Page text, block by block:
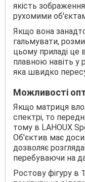
якість
рухомими
Якщо вона
гальмувати,
цьому приладі це
плавною навіть у
яка швидко
Можливості
Якщо матриця
спектрі, то
тому в LAHOUX
Об'єктив має
дозволяє
перебуваючи на
Ростову фігуру